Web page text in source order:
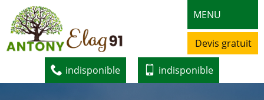
MENU
Devis gratuit
indisponible indisponible